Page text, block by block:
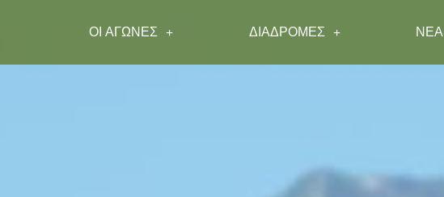
ΟΙ ΑΓΩΝΕΣ ΔΙΑΔΡΟΜΕΣ ΝΕΑ